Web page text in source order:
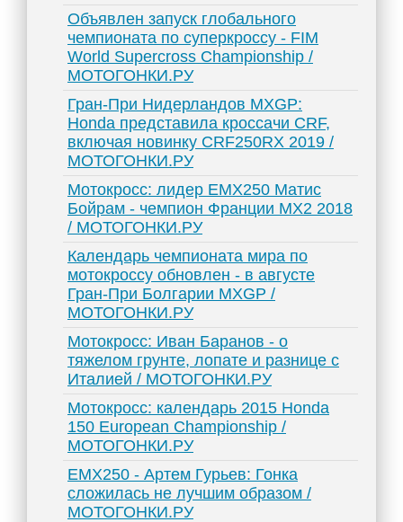
Объявлен запуск глобального
чемпионата по суперкроссу - FIM
World Supercross Championship /
МОТОГОНКИ.РУ
Гран-При Нидерландов MXGP:
Honda представила кроссачи CRF,
включая новинку CRF250RX 2019 /
МОТОГОНКИ.РУ
Мотокросс: лидер EMX250 Матис
Бойрам - чемпион Франции MX2 2018
/ МОТОГОНКИ.РУ
Календарь чемпионата мира по
мотокроссу обновлен - в августе
Гран-При Болгарии MXGP /
МОТОГОНКИ.РУ
Мотокросс: Иван Баранов - о
тяжелом грунте, лопате и разнице с
Италией / МОТОГОНКИ.РУ
Мотокросс: календарь 2015 Honda
150 European Championship /
МОТОГОНКИ.РУ
EMX250 - Артем Гурьев: Гонка
сложилась не лучшим образом /
МОТОГОНКИ.РУ